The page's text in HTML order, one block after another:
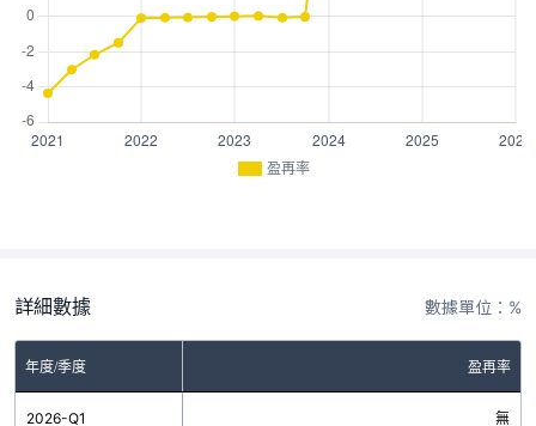
盈再率
詳細數據 數據單位：%
年度/季度 盈再率
2026-Q1 無